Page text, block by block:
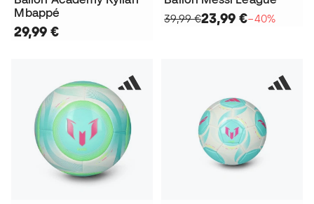
Mbappé
29,99 €
39,99 €23,99 €−40%